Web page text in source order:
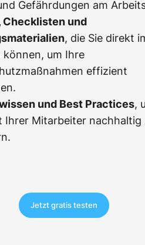
Gefährdungen am
Checklisten und
, die Sie direkt
können, um Ihre
effizient
und Best Practices,
Ihrer Mitarbeiter nachhaltig
Jetzt gratis testen